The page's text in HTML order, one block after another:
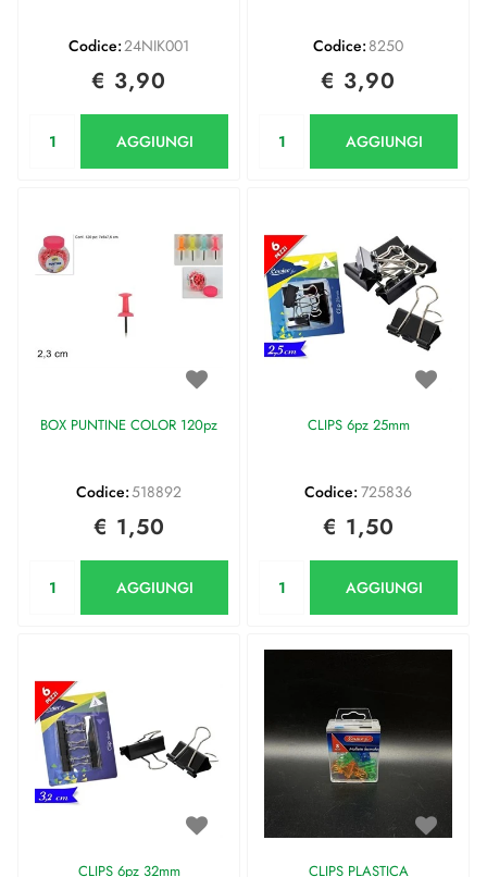
Codice:24NIK001
€ 3,90
AGGIUNGI
Codice: 8250
€ 3,90
AGGIUNGI
BOX PUNTINE COLOR 120pz
Codice:518892
€ 1,50
AGGIUNGI
CLIPS 6pz 25mm
Codice: 725836
€ 1,50
AGGIUNGI
CLIPS 6pz 32mm CLIPS PLASTICA